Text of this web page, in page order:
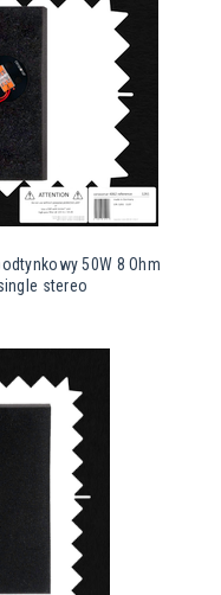
50W 8 Ohm
stereo